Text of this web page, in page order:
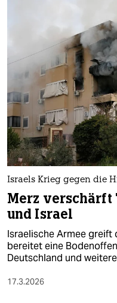
Israels Krieg gegen die
Merz verschärft
und Israel
Israelische Armee greift
bereitet eine
Deutschland und
17.3.2026